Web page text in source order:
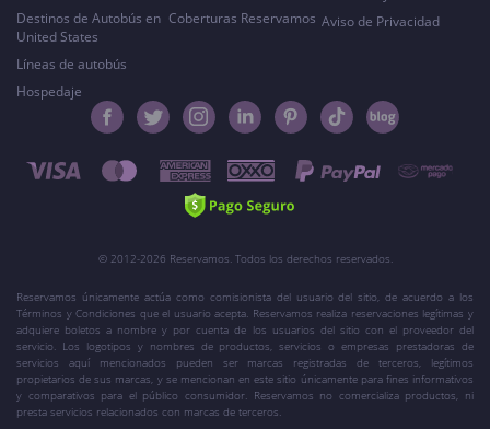
Destinos de Autobús en
United States
Líneas de autobús
Hospedaje
Coberturas Reservamos Aviso de Privacidad
© 2012-2026 Reservamos. Todos los derechos reservados.
Reservamos únicamente actúa como comisionista del usuario del sitio, de acuerdo a los
Términos y Condiciones que el usuario acepta. Reservamos realiza reservaciones legítimas y
adquiere boletos a nombre y por cuenta de los usuarios del sitio con el proveedor del
servicio. Los logotipos y nombres de productos, servicios o empresas prestadoras de
servicios aquí mencionados pueden ser marcas registradas de terceros, legítimos
propietarios de sus marcas, y se mencionan en este sitio únicamente para fines informativos
y comparativos para el público consumidor. Reservamos no comercializa productos, ni
presta servicios relacionados con marcas de terceros.